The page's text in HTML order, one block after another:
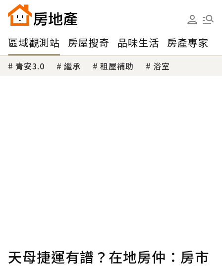
區域觀測站 房屋搜奇 品味生活 房產專家
青安3.0 繼承 租屋補助 浴室
天母捷運有譜？在地房仲：房市